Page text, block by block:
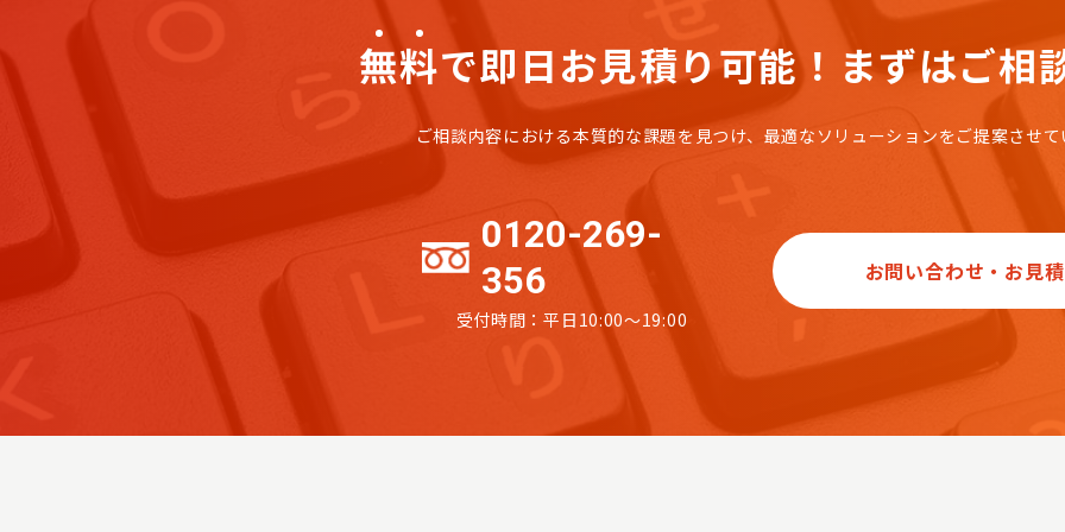
無料で即日お見積り可能！ まずはご相
ご相談内容における本質的な課題を見つけ、 最適なソリューションをご提案させ
0120-269-
356
受付時間：平日10:00～19:00
お問い合わせ・お見